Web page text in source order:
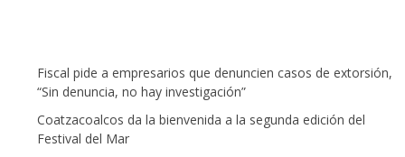
Fiscal pide a empresarios que denuncien casos de extorsión,
“Sin denuncia, no hay investigación”
Coatzacoalcos da la bienvenida a la segunda edición del
Festival del Mar